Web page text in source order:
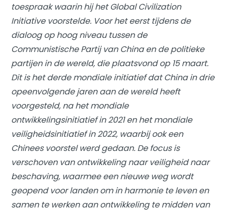
toespraak waarin hij het Global Civilization
Initiative voorstelde. Voor het eerst tijdens de
dialoog op hoog niveau tussen de
Communistische Partij van China en de politieke
partijen in de wereld, die plaatsvond op 15 maart.
Dit is het derde mondiale initiatief dat China in drie
opeenvolgende jaren aan de wereld heeft
voorgesteld, na het mondiale
ontwikkelingsinitiatief in 2021 en het mondiale
veiligheidsinitiatief in 2022, waarbij ook een
Chinees voorstel werd gedaan. De focus is
verschoven van ontwikkeling naar veiligheid naar
beschaving, waarmee een nieuwe weg wordt
geopend voor landen om in harmonie te leven en
samen te werken aan ontwikkeling te midden van